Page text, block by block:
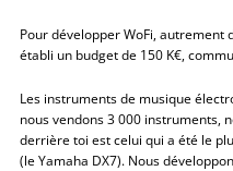
Pour développer WoFi, autrement
établi un budget de 150 K€,
Les instruments de musique
nous vendons 3 000 instruments,
derrière toi est celui qui a été le
(le Yamaha DX7). Nous